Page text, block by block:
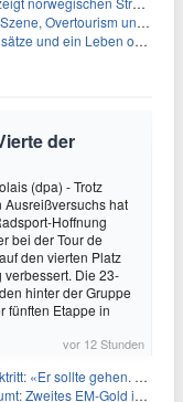
und Pokémon-Kult
ein Leben ohne Smartphone
der
(dpa) - Trotz
hat
Hoffnung
bei der Tour de
den vierten Platz
verbessert. Die 23-
hinter der Gruppe
fünften Etappe in
vor 12 Stunden
«Er sollte gehen. Jetzt»
EM-Gold in Paris